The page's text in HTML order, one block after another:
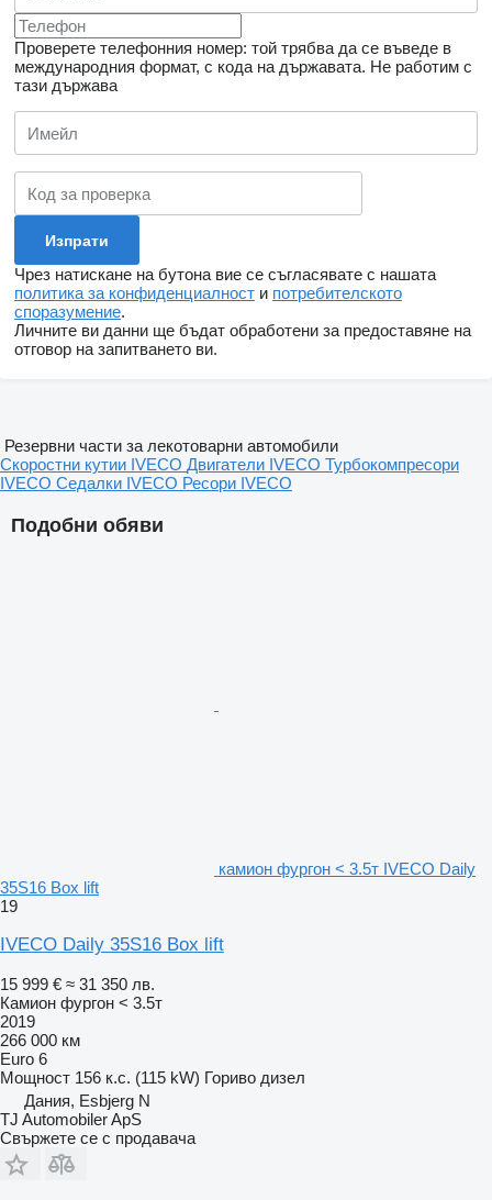
Проверете телефонния номер: той трябва да се въведе в
международния формат, с кода на държавата. Не работим с
тази държава
Чрез натискане на бутона вие се съгласявате с нашата
политика за конфиденциалност и потребителското
споразумение.
Личните ви данни ще бъдат обработени за предоставяне на
отговор на запитването ви.
Подобни обяви
камион фургон < 3.5т IVECO Daily
35S16 Box lift
19
IVECO Daily 35S16 Box lift
15 999 € ≈ 31 350 лв.
Камион фургон < 3.5т
2019
266 000 км
Euro 6
Мощност 156 к.с. (115 kW) Гориво дизел
Дания, Esbjerg N
TJ Automobiler ApS
Свържете се с продавача
Резервни части за лекотоварни автомобили
Скоростни кутии IVECO Двигатели IVECO Турбокомпресори
IVECO Седалки IVECO Ресори IVECO